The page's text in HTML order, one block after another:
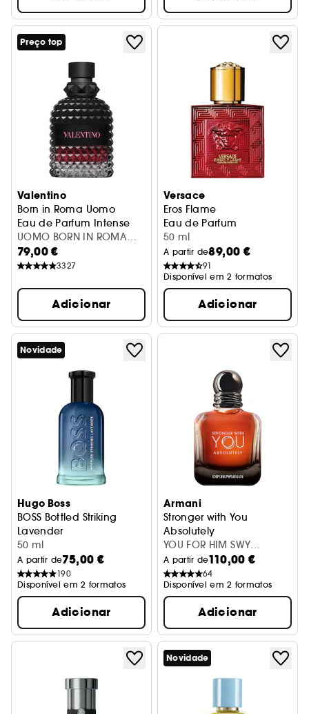
Preço top
Valentino
Born in Roma Uomo
Eau de Parfum Intense
UOMO BORN IN ROMA
INTENSE V100ML
79,00 €
3327
Adicionar
Versace
Eros Flame
Eau de Parfum
50 ml
A partir de89,00 €
91
Disponível em 2 formatos
Adicionar
Novidade
Hugo Boss
BOSS Bottled Striking
Lavender
Eau de Parfum
50 ml
A partir de75,00 €
190
Disponível em 2 formatos
Adicionar
Armani
Stronger with You
Absolutely
Eau de Parfum
YOU FOR HIM SWY
ABSOLUTELY 50ML
A partir de110,00 €
64
Disponível em 2 formatos
Adicionar
Novidade